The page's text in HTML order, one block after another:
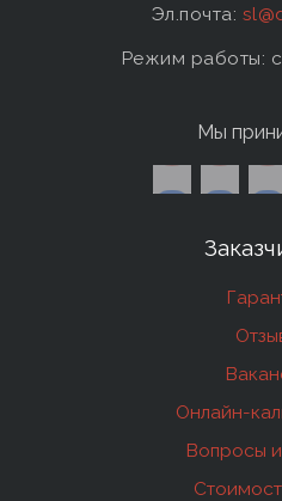
Эл.почта:
Режим работы:
Мы
Онлайн-
Вопросы